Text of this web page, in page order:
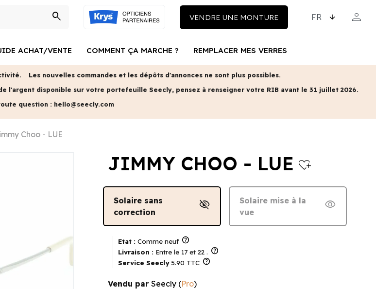
search VENDRE UNE MONTURE person
ACHAT/VENTE COMMENT ÇA MARCHE ? REMPLACER MES VERRES
Les nouvelles commandes et les dépôts d'annonces ne sont plus possibles.
l'argent disponible sur votre portefeuille Seecly, pensez à renseigner votre RIB avant le 31 juillet 2026.
question : hello@seecly.com
Choo - LUE
JIMMY CHOO - LUE heart_plus
Solaire sans
correction
visibility_off
Solaire mise à la
vue
visibility
Etat : Comme neuf help
Livraison : Entre le 17 et 22 . help
Service Seecly 5.90 TTC help
Vendu parSeecly (Pro)